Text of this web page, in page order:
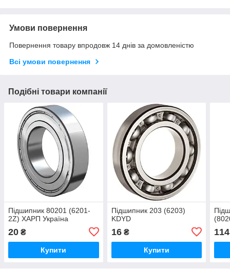
Умови повернення
Повернення товару впродовж 14 днів за домовленістю
Всі умови повернення
Подібні товари компанії
Підшипник 80201 (6201-
2Z) ХАРП Україна
20 ₴
Купити
Підшипник 203 (6203)
KDYD
16₴
Купити
114